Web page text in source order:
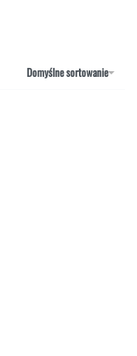
Domyślne sortowanie